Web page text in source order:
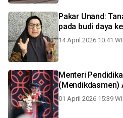
Pakar Unand:
pada budi daya
14 April 2026 10:41
Menteri
(Mendikdasmen)
01 April 2026 15:39